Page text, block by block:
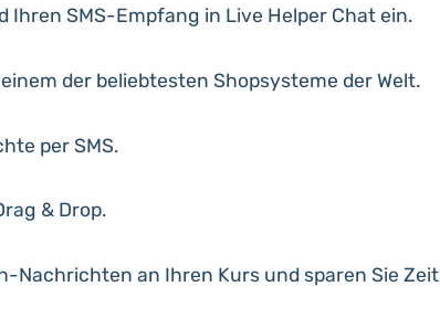
Ihren SMS-Empfang in Live Helper Chat ein.
der beliebtesten Shopsysteme der Welt.
per SMS.
& Drop.
Nachrichten an Ihren Kurs und sparen Sie Zeit